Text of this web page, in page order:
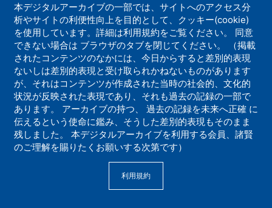
経典のことば12
機関紙誌
本デジタルアーカイブの一部では、サイトへのアクセス分
析やサイトの利便性向上を目的として、クッキー(cookie)
を使用しています。詳細は利用規約をご覧ください。 同意
できない場合は ブラウザのタブを閉じてください。 （掲載
されたコンテンツのなかには、今日からすると差別的表現
ないしは差別的表現と受け取られかねないものがあります
が、それはコンテンツが作成された当時の社会的、文化的
状況が反映された表現であり、それも過去の記録の一部で
あります。 アーカイブの持つ、 過去の記録を未来へ正確 に
伝えるという使命に鑑み、そうした差別的表現もそのまま
残しました。 本デジタルアーカイブを利用する会員、諸賢
のご理解を賜りたくお願いする次第です）
利用規約